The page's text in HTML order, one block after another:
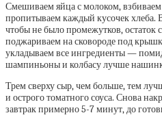
Смешиваем яйца с молоком,
пропитываем каждый кусочек хлеба.
чтобы не было промежутков, остаток
поджариваем на сковороде под
укладываем все ингредиенты —
шампиньоны и колбасу лучше
Трем сверху сыр, чем больше, тем
и острого томатного соуса. Снова
завтрак примерно 5-7 минут, до